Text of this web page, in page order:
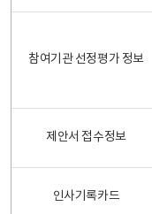
참여기관 선정평가 정보
제안서 접수정보
인사기록카드